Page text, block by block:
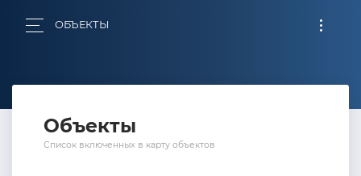
ОБЪЕКТЫ
Объекты
Список включенных в карту объектов